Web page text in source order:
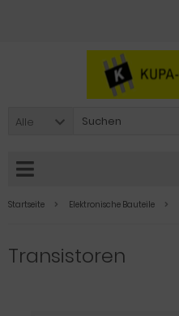
Alle
Startseite Elektronische Bauteile
Transistoren